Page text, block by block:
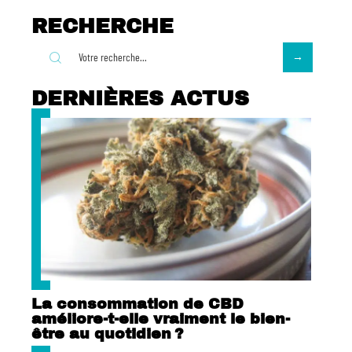
RECHERCHE
DERNIÈRES ACTUS
La consommation de CBD
améliore-t-elle vraiment le bien-
être au quotidien ?